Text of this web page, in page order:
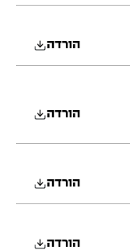
הורדה
הורדה
הורדה
הורדה